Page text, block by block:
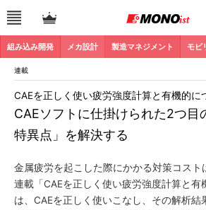
組み込み開発 メカ設計 製造マネジメント モビ
連載
CAEソフトに仕掛けられた2つ目
特異点」を解決する
CAEを正しく使い疲労強度計算と有機的に
金属疲労を起こした際にかかる対策コスト
連載「CAEを正しく使い疲労強度計算と有
は、CAEを正しく使いこなし、その解析結